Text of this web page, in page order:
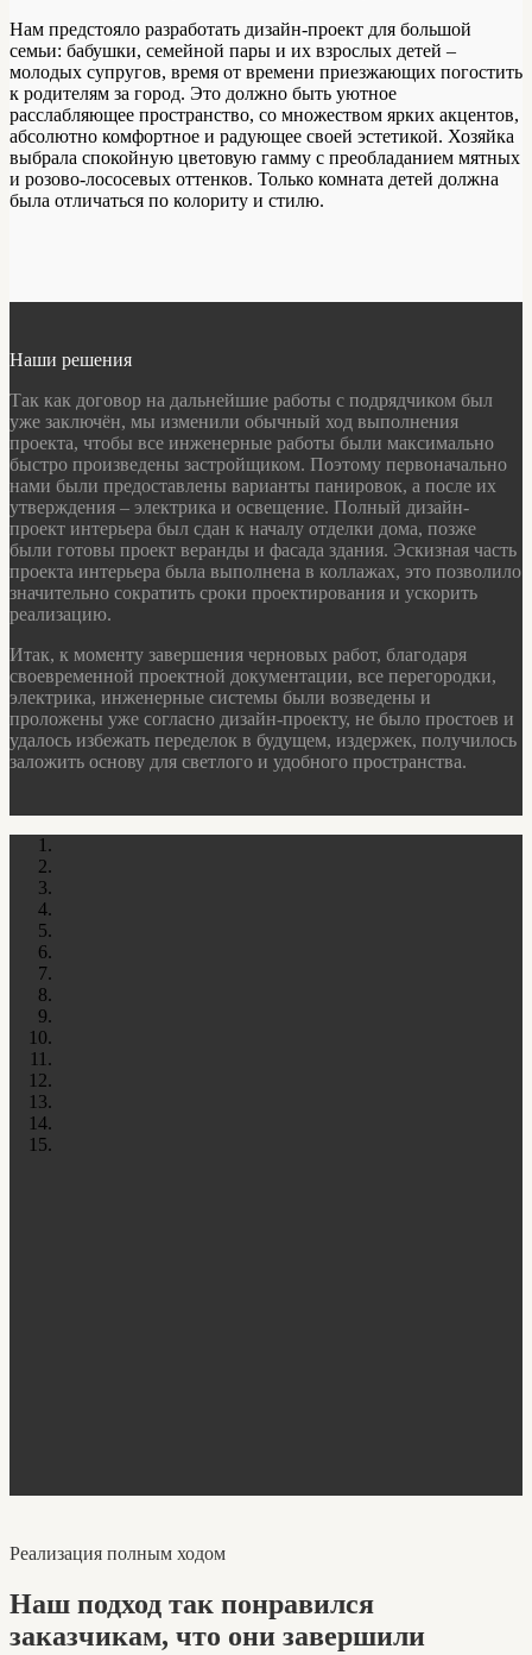
Нам предстояло разработать дизайн-проект для большой
семьи: бабушки, семейной пары и их взрослых детей –
молодых супругов, время от времени приезжающих погостить
к родителям за город. Это должно быть уютное
расслабляющее пространство, со множеством ярких акцентов,
абсолютно комфортное и радующее своей эстетикой. Хозяйка
выбрала спокойную цветовую гамму с преобладанием мятных
и розово-лососевых оттенков. Только комната детей должна
была отличаться по колориту и стилю.
Наши решения
Так как договор на дальнейшие работы с подрядчиком был
уже заключён, мы изменили обычный ход выполнения
проекта, чтобы все инженерные работы были максимально
быстро произведены застройщиком. Поэтому первоначально
нами были предоставлены варианты панировок, а после их
утверждения – электрика и освещение. Полный дизайн-
проект интерьера был сдан к началу отделки дома, позже
были готовы проект веранды и фасада здания. Эскизная часть
проекта интерьера была выполнена в коллажах, это позволило
значительно сократить сроки проектирования и ускорить
реализацию.
Итак, к моменту завершения черновых работ, благодаря
своевременной проектной документации, все перегородки,
электрика, инженерные системы были возведены и
проложены уже согласно дизайн-проекту, не было простоев и
удалось избежать переделок в будущем, издержек, получилось
заложить основу для светлого и удобного пространства.
Реализация полным ходом
Наш подход так понравился
заказчикам, что они завершили